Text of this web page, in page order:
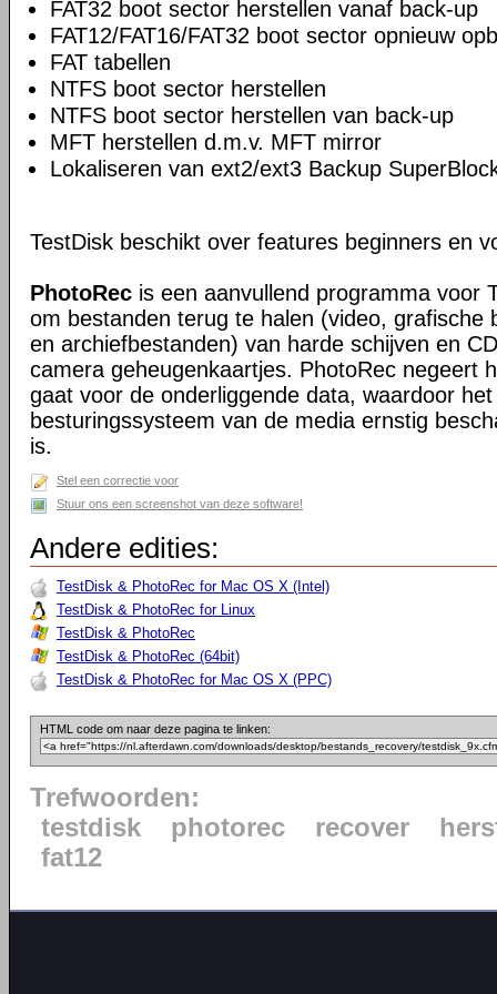
FAT32 boot sector herstellen vanaf back-up
FAT12/FAT16/FAT32 boot sector opnieuw
FAT tabellen
NTFS boot sector herstellen
NTFS boot sector herstellen van back-up
MFT herstellen d.m.v. MFT mirror
Lokaliseren van ext2/ext3 Backup
TestDisk beschikt over features beginners en
PhotoRec is een aanvullend programma voor
om bestanden terug te halen (video, grafische
en archiefbestanden) van harde schijven en
camera geheugenkaartjes. PhotoRec negeert
gaat voor de onderliggende data, waardoor
besturingssysteem van de media ernstig
is.
Stel een correctie voor
Stuur ons een screenshot van deze software!
Andere edities:
TestDisk & PhotoRec for Mac OS X (Intel)
TestDisk & PhotoRec for Linux
TestDisk & PhotoRec
TestDisk & PhotoRec (64bit)
TestDisk & PhotoRec for Mac OS X (PPC)
HTML code om naar deze pagina te linken:
Trefwoorden:
testdisk
photorec recover
fat12